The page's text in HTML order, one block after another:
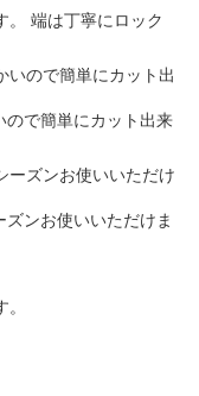
端は丁寧にロック
ので簡単にカット出来
ンお使いいただけま